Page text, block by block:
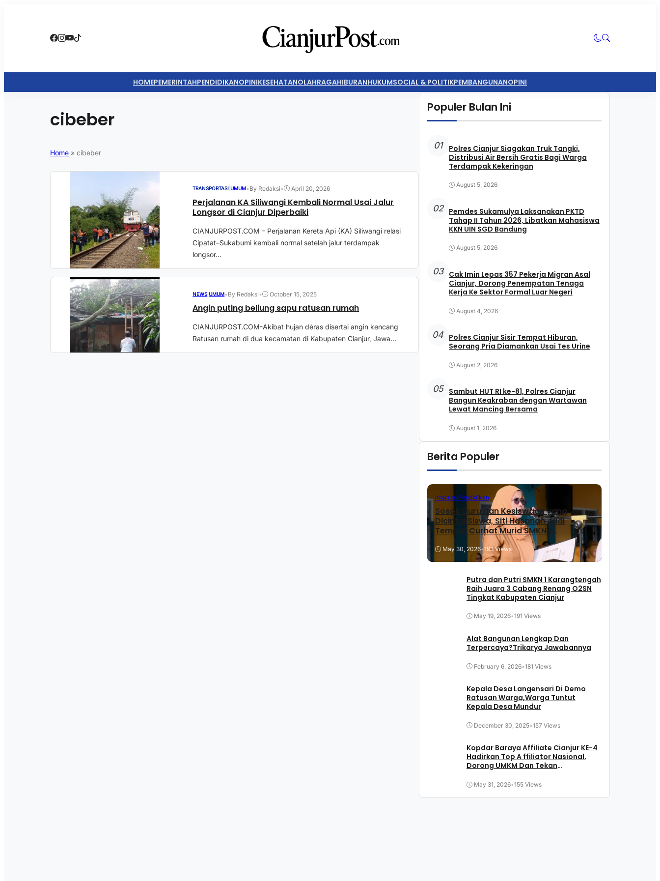
HOMEPEMERINTAHPENDIDIKANOPINIKESEHATANOLAHRAGAHIBURANHUKUMSOCIAL & POLITIKPEMBANGUNANOPINI
cibeber
Home » cibeber
TRANSPORTASI |UMUM• By Redaksi• April 20, 2026
Perjalanan KA Siliwangi Kembali Normal Usai Jalur
Longsor di Cianjur Diperbaiki
CIANJURPOST.COM – Perjalanan Kereta Api (KA) Siliwangi relasi
Cipatat–Sukabumi kembali normal setelah jalur terdampak
longsor...
NEWS|UMUM• By Redaksi• October 15, 2025
Angin puting beliung sapu ratusan rumah
CIANJURPOST.COM-Akibat hujan dèras disertai angin kencang
Ratusan rumah di dua kecamatan di Kabupaten Cianjur, Jawa...
Populer Bulan Ini
01
Polres Cianjur Siagakan Truk Tangki,
Distribusi Air Bersih Gratis Bagi Warga
Terdampak Kekeringan
August 5, 2026
02
Pemdes Sukamulya Laksanakan PKTD
Tahap II Tahun 2026, Libatkan Mahasiswa
KKN UIN SGD Bandung
August 5, 2026
03
Cak Imin Lepas 357 Pekerja Migran Asal
Cianjur, Dorong Penempatan Tenaga
Kerja Ke Sektor Formal Luar Negeri
August 4, 2026
04 Polres Cianjur Sisir Tempat Hiburan,
Seorang Pria Diamankan Usai Tes Urine
August 2, 2026
05
Sambut HUT RI ke-81, Polres Cianjur
Bangun Keakraban dengan Wartawan
Lewat Mancing Bersama
August 1, 2026
Berita Populer
InspirasiPendidikan
Sosok Guru dan Kesiswaan yang
Dicintai Siswa, Siti Hasanah Jadi
Tempat Curhat Murid SMKN 1
Karangtengah
May 30, 2026•193 Views
Putra dan Putri SMKN 1 Karangtengah
Raih Juara 3 Cabang Renang O2SN
Tingkat Kabupaten Cianjur
May 19, 2026•191 Views
Alat Bangunan Lengkap Dan
Terpercaya?Trikarya Jawabannya
February 6, 2026•181 Views
Kepala Desa Langensari Di Demo
Ratusan Warga,Warga Tuntut
Kepala Desa Mundur
December 30, 2025•157 Views
Kopdar Baraya Affiliate Cianjur KE-4
Hadirkan Top A ffiliator Nasional,
Dorong UMKM Dan Tekan
May 31, 2026•155 Views